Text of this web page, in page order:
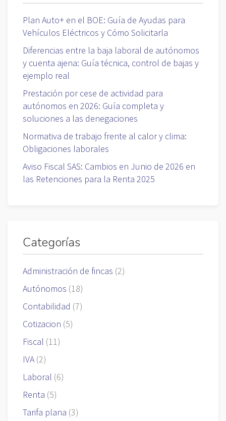
Plan Auto+ en el BOE: Guía de Ayudas para
Vehículos Eléctricos y Cómo Solicitarla
Diferencias entre la baja laboral de autónomos
y cuenta ajena: Guía técnica, control de bajas y
ejemplo real
Prestación por cese de actividad para
autónomos en 2026: Guía completa y
soluciones a las denegaciones
Normativa de trabajo frente al calor y clima:
Obligaciones laborales
Aviso Fiscal SAS: Cambios en Junio de 2026 en
las Retenciones para la Renta 2025
Categorías
Administración de fincas (2)
Autónomos (18)
Contabilidad (7)
Cotizacion (5)
Fiscal (11)
IVA(2)
Laboral (6)
Renta (5)
Tarifa plana (3)